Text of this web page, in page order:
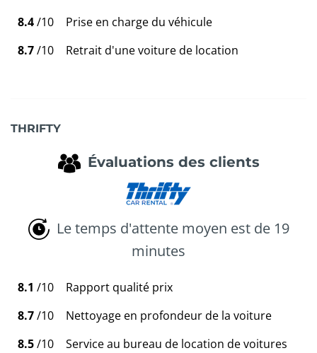
8.4/10
Prise en charge du véhicule
8.7/10 Retrait d'une voiture de location
THRIFTY
Évaluations des clients
Le temps d'attente moyen est de 19
minutes
8.1 /10
Rapport qualité prix
8.7/10
Nettoyage en profondeur de la voiture
8.5/10
Service au bureau de location de voitures